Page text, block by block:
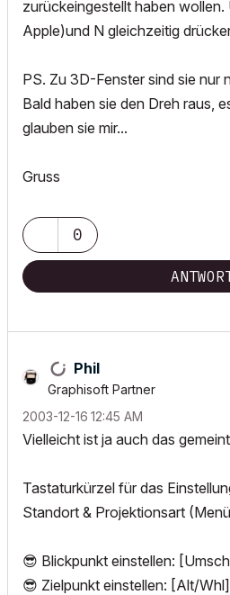
zurückeingestellt haben
Apple)und N gleichzeitig
PS. Zu 3D-Fenster sind sie nur
Bald haben sie den Dreh raus,
glauben sie mir...
Gruss
0
Phil
Graphisoft Partner
‎2003-12-16 12:45 AM
Vielleicht ist ja auch das
Tastaturkürzel für das
Standort & Projektionsart
😎 Blickpunkt einstellen:
😎 Zielpunkt einstellen: [Alt/